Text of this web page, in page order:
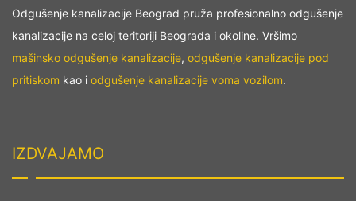
Odgušenje kanalizacije Mirijevo
Odgušenje kanalizacije
Mladenovac
Beograd
Odgušenje kanalizacije Obilićev
Odgušenje kanalizacije Beograd pruža profesionalno odgušenje
kanalizacije na celoj teritoriji Beograda i okoline. Vršimo
mašinsko odgušenje kanalizacije, odgušenje kanalizacije pod
pritiskom kao i odgušenje kanalizacije voma vozilom.
IZDVAJAMO